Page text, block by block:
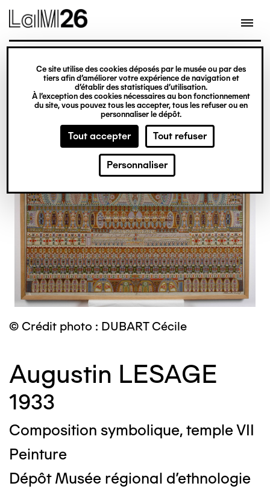
Gestion des cookies
Ce site utilise des cookies déposés par le musée ou par des
tiers afin d’améliorer votre expérience de navigation et
d’établir des statistiques d’utilisation.
À l’exception des cookies nécessaires au bon fonctionnement
du site, vous pouvez tous les accepter, tous les refuser ou en
personnaliser le dépôt.
Tout accepter Tout refuser
Personnaliser
contenu
© Crédit photo : DUBART Cécile
Augustin LESAGE
1933
Composition symbolique, temple VII
Peinture
Dépôt Musée régional d'ethnologie